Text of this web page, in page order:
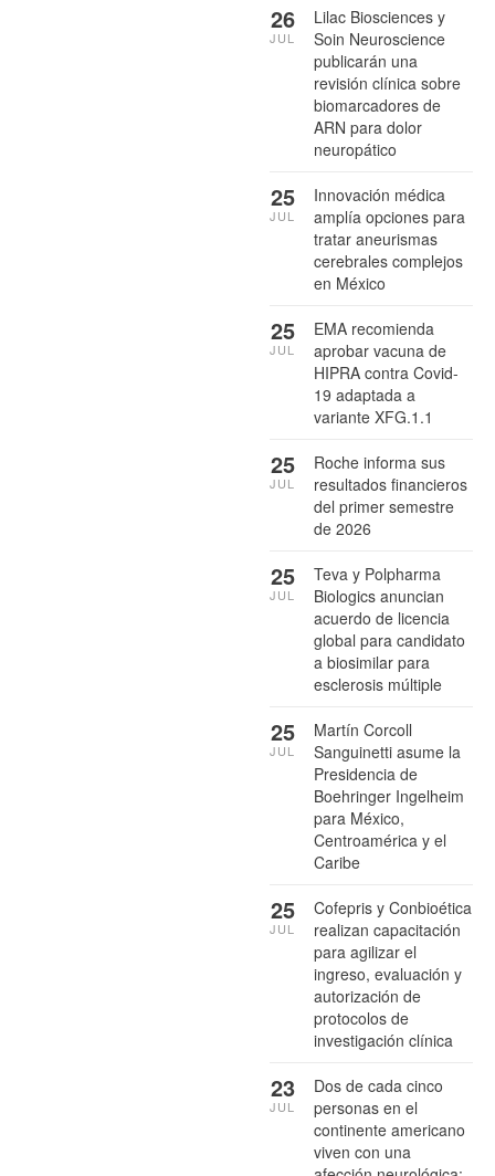
Lilac Biosciences y
Soin Neuroscience
publicarán una
revisión clínica sobre
biomarcadores de
ARN para dolor
neuropático
26
JUL
Innovación médica
amplía opciones para
tratar aneurismas
cerebrales complejos
en México
25
JUL
EMA recomienda
aprobar vacuna de
HIPRA contra Covid-
19 adaptada a
variante XFG.1.1
25
JUL
Roche informa sus
resultados financieros
del primer semestre
de 2026
25
JUL
Teva y Polpharma
Biologics anuncian
acuerdo de licencia
global para candidato
a biosimilar para
esclerosis múltiple
25
JUL
Martín Corcoll
Sanguinetti asume la
Presidencia de
Boehringer Ingelheim
para México,
Centroamérica y el
Caribe
25
JUL
Cofepris y Conbioética
realizan capacitación
para agilizar el
ingreso, evaluación y
autorización de
protocolos de
investigación clínica
25
JUL
Dos de cada cinco
personas en el
continente americano
viven con una
23
JUL